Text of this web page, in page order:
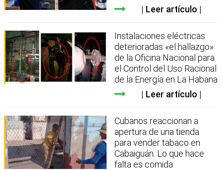
Leer artículo
Instalaciones eléctricas
deterioradas «el hallazgo»
de la Oficina Nacional para
el Control del Uso Racional
de la Energía en La Habana
Leer artículo
Cubanos reaccionan a
apertura de una tienda
para vender tabaco en
Cabaiguán: Lo que hace
falta es comida